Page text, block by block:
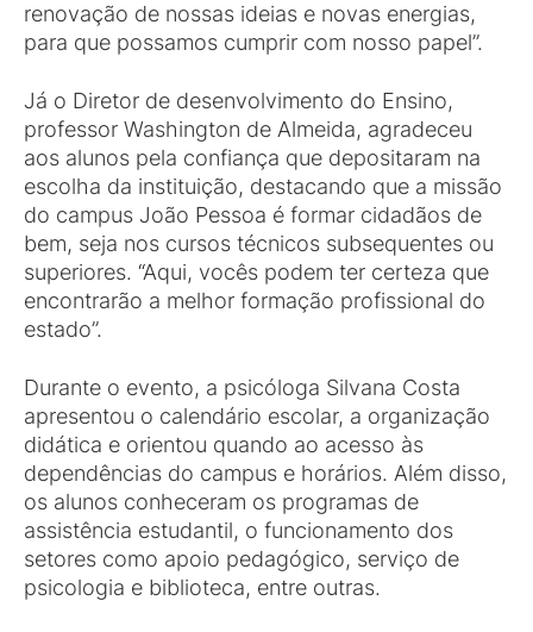
renovação de nossas ideias e novas energias,
para que possamos cumprir com nosso papel”.
Já o Diretor de desenvolvimento do Ensino,
professor Washington de Almeida, agradeceu
aos alunos pela confiança que depositaram na
escolha da instituição, destacando que a missão
do campus João Pessoa é formar cidadãos de
bem, seja nos cursos técnicos subsequentes ou
superiores. “Aqui, vocês podem ter certeza que
encontrarão a melhor formação profissional do
estado”.
Durante o evento, a psicóloga Silvana Costa
apresentou o calendário escolar, a organização
didática e orientou quando ao acesso às
dependências do campus e horários. Além disso,
os alunos conheceram os programas de
assistência estudantil, o funcionamento dos
setores como apoio pedagógico, serviço de
psicologia e biblioteca, entre outras.